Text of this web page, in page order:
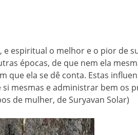
espiritual o melhor e o pior de
épocas, de que nem ela
que ela se dê conta. Estas
mesmas e administrar bem
de mulher, de Suryavan Solar)